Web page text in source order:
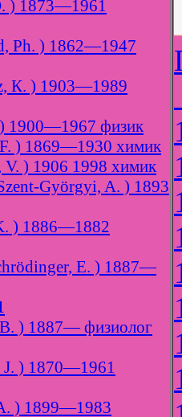
) 1873—1961
Ph. ) 1862—1947
К. ) 1903—1989
1900—1967 физик
) 1869—1930 химик
) 1906 1998 химик
Györgyi, A. ) 1893
) 1886—1882
E. ) 1887—
) 1887— физиолог
) 1870—1961
) 1899—1983